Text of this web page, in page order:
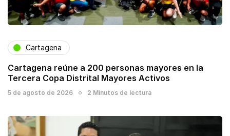
Cartagena
Cartagena reúne a 200 personas mayores en la
Tercera Copa Distrital Mayores Activos
5 de agosto de 2026 2 Minutos de lectura